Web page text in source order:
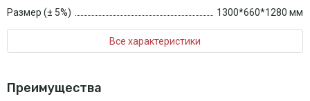
Размер (± 5%)
1300*660*1280 мм
Все характеристики
Преимущества